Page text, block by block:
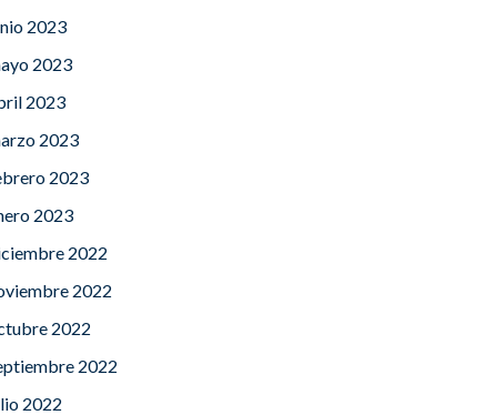
2023
2023
2023
2023
2023
2023
2022
2022
2022
2022
2022